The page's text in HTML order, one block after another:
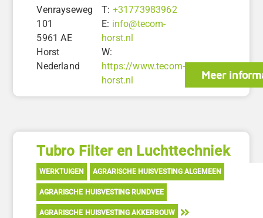
Venrayseweg
101
5961 AE
Horst
Nederland
T: +31773983962
E: info@tecom-
horst.nl
W:
https://www.tecom-
horst.nl
Meer
Tubro Filter en Luchttechniek
WERKTUIGEN AGRARISCHE HUISVESTING ALGEMEEN
AGRARISCHE HUISVESTING RUNDVEE
AGRARISCHE HUISVESTING AKKERBOUW